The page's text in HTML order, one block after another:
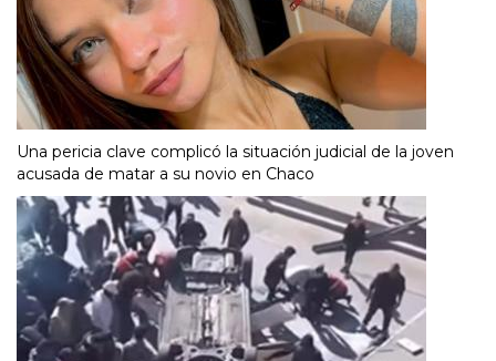
Una pericia clave complicó la situación judicial de la joven
acusada de matar a su novio en Chaco